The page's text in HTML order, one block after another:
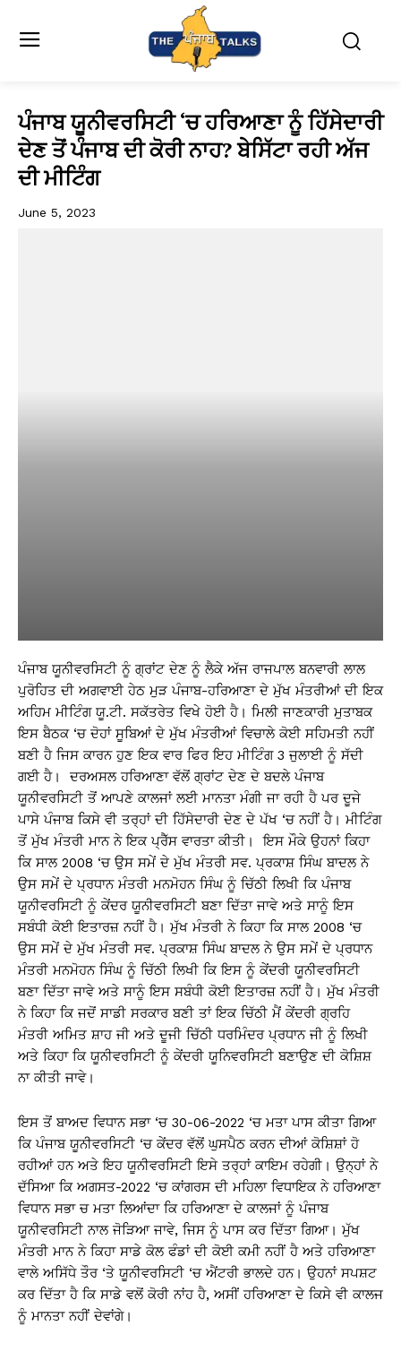
ਪੰਜਾਬ ਯੂਨੀਵਰਸਿਟੀ ‘ਚ ਹਰਿਆਣਾ ਨੂੰ ਹਿੱਸੇਦਾਰੀ
ਦੇਣ ਤੋਂ ਪੰਜਾਬ ਦੀ ਕੋਰੀ ਨਾਹ? ਬੇਸਿੱਟਾ ਰਹੀ ਅੱਜ
ਦੀ ਮੀਟਿੰਗ
June 5, 2023
ਪੰਜਾਬ ਯੂਨੀਵਰਸਿਟੀ ਨੂੰ ਗ੍ਰਾਂਟ ਦੇਣ ਨੂੰ ਲੈਕੇ ਅੱਜ ਰਾਜਪਾਲ ਬਨਵਾਰੀ ਲਾਲ
ਪੁਰੋਹਿਤ ਦੀ ਅਗਵਾਈ ਹੇਠ ਮੁੜ ਪੰਜਾਬ-ਹਰਿਆਣਾ ਦੇ ਮੁੱਖ ਮੰਤਰੀਆਂ ਦੀ ਇਕ
ਅਹਿਮ ਮੀਟਿੰਗ ਯੂ.ਟੀ. ਸਕੱਤਰੇਤ ਵਿਖੇ ਹੋਈ ਹੈ। ਮਿਲੀ ਜਾਣਕਾਰੀ ਮੁਤਾਬਕ
ਇਸ ਬੈਠਕ ‘ਚ ਦੋਹਾਂ ਸੂਬਿਆਂ ਦੇ ਮੁੱਖ ਮੰਤਰੀਆਂ ਵਿਚਾਲੇ ਕੋਈ ਸਹਿਮਤੀ ਨਹੀਂ
ਬਣੀ ਹੈ ਜਿਸ ਕਾਰਨ ਹੁਣ ਇਕ ਵਾਰ ਫਿਰ ਇਹ ਮੀਟਿੰਗ 3 ਜੁਲਾਈ ਨੂੰ ਸੱਦੀ
ਗਈ ਹੈ। ਦਰਅਸਲ ਹਰਿਆਣਾ ਵੱਲੋਂ ਗ੍ਰਾਂਟ ਦੇਣ ਦੇ ਬਦਲੇ ਪੰਜਾਬ
ਯੂਨੀਵਰਸਿਟੀ ਤੋਂ ਆਪਣੇ ਕਾਲਜਾਂ ਲਈ ਮਾਨਤਾ ਮੰਗੀ ਜਾ ਰਹੀ ਹੈ ਪਰ ਦੂਜੇ
ਪਾਸੇ ਪੰਜਾਬ ਕਿਸੇ ਵੀ ਤਰ੍ਹਾਂ ਦੀ ਹਿੱਸੇਦਾਰੀ ਦੇਣ ਦੇ ਪੱਖ ‘ਚ ਨਹੀਂ ਹੈ। ਮੀਟਿੰਗ
ਤੋਂ ਮੁੱਖ ਮੰਤਰੀ ਮਾਨ ਨੇ ਇਕ ਪ੍ਰੈੱਸ ਵਾਰਤਾ ਕੀਤੀ। ਇਸ ਮੌਕੇ ਉਹਨਾਂ ਕਿਹਾ
ਕਿ ਸਾਲ 2008 ‘ਚ ਉਸ ਸਮੇਂ ਦੇ ਮੁੱਖ ਮੰਤਰੀ ਸਵ. ਪ੍ਰਕਾਸ਼ ਸਿੰਘ ਬਾਦਲ ਨੇ
ਉਸ ਸਮੇਂ ਦੇ ਪ੍ਰਧਾਨ ਮੰਤਰੀ ਮਨਮੋਹਨ ਸਿੰਘ ਨੂੰ ਚਿੱਠੀ ਲਿਖੀ ਕਿ ਪੰਜਾਬ
ਯੂਨੀਵਰਸਿਟੀ ਨੂੰ ਕੇਂਦਰ ਯੂਨੀਵਰਸਿਟੀ ਬਣਾ ਦਿੱਤਾ ਜਾਵੇ ਅਤੇ ਸਾਨੂੰ ਇਸ
ਸਬੰਧੀ ਕੋਈ ਇਤਾਰਜ਼ ਨਹੀਂ ਹੈ। ਮੁੱਖ ਮੰਤਰੀ ਨੇ ਕਿਹਾ ਕਿ ਸਾਲ 2008 ‘ਚ
ਉਸ ਸਮੇਂ ਦੇ ਮੁੱਖ ਮੰਤਰੀ ਸਵ. ਪ੍ਰਕਾਸ਼ ਸਿੰਘ ਬਾਦਲ ਨੇ ਉਸ ਸਮੇਂ ਦੇ ਪ੍ਰਧਾਨ
ਮੰਤਰੀ ਮਨਮੋਹਨ ਸਿੰਘ ਨੂੰ ਚਿੱਠੀ ਲਿਖੀ ਕਿ ਇਸ ਨੂੰ ਕੇਂਦਰੀ ਯੂਨੀਵਰਸਿਟੀ
ਬਣਾ ਦਿੱਤਾ ਜਾਵੇ ਅਤੇ ਸਾਨੂੰ ਇਸ ਸਬੰਧੀ ਕੋਈ ਇਤਾਰਜ਼ ਨਹੀਂ ਹੈ। ਮੁੱਖ ਮੰਤਰੀ
ਨੇ ਕਿਹਾ ਕਿ ਜਦੋਂ ਸਾਡੀ ਸਰਕਾਰ ਬਣੀ ਤਾਂ ਇਕ ਚਿੱਠੀ ਮੈਂ ਕੇਂਦਰੀ ਗ੍ਰਹਿ
ਮੰਤਰੀ ਅਮਿਤ ਸ਼ਾਹ ਜੀ ਅਤੇ ਦੂਜੀ ਚਿੱਠੀ ਧਰਮਿੰਦਰ ਪ੍ਰਧਾਨ ਜੀ ਨੂੰ ਲਿਖੀ
ਅਤੇ ਕਿਹਾ ਕਿ ਯੂਨੀਵਰਸਿਟੀ ਨੂੰ ਕੇਂਦਰੀ ਯੂਨਿਵਰਸਿਟੀ ਬਣਾਉਣ ਦੀ ਕੋਸ਼ਿਸ਼
ਨਾ ਕੀਤੀ ਜਾਵੇ।
ਇਸ ਤੋਂ ਬਾਅਦ ਵਿਧਾਨ ਸਭਾ ‘ਚ 30-06-2022 ‘ਚ ਮਤਾ ਪਾਸ ਕੀਤਾ ਗਿਆ
ਕਿ ਪੰਜਾਬ ਯੂਨੀਵਰਸਿਟੀ ‘ਚ ਕੇਂਦਰ ਵੱਲੋਂ ਘੁਸਪੈਠ ਕਰਨ ਦੀਆਂ ਕੋਸ਼ਿਸ਼ਾਂ ਹੋ
ਰਹੀਆਂ ਹਨ ਅਤੇ ਇਹ ਯੂਨੀਵਰਸਿਟੀ ਇਸੇ ਤਰ੍ਹਾਂ ਕਾਇਮ ਰਹੇਗੀ। ਉਨ੍ਹਾਂ ਨੇ
ਦੱਸਿਆ ਕਿ ਅਗਸਤ-2022 ‘ਚ ਕਾਂਗਰਸ ਦੀ ਮਹਿਲਾ ਵਿਧਾਇਕ ਨੇ ਹਰਿਆਣਾ
ਵਿਧਾਨ ਸਭਾ ਚ ਮਤਾ ਲਿਆਂਦਾ ਕਿ ਹਰਿਆਣਾ ਦੇ ਕਾਲਜਾਂ ਨੂੰ ਪੰਜਾਬ
ਯੂਨੀਵਰਸਿਟੀ ਨਾਲ ਜੋੜਿਆ ਜਾਵੇ, ਜਿਸ ਨੂੰ ਪਾਸ ਕਰ ਦਿੱਤਾ ਗਿਆ। ਮੁੱਖ
ਮੰਤਰੀ ਮਾਨ ਨੇ ਕਿਹਾ ਸਾਡੇ ਕੋਲ ਫੰਡਾਂ ਦੀ ਕੋਈ ਕਮੀ ਨਹੀਂ ਹੈ ਅਤੇ ਹਰਿਆਣਾ
ਵਾਲੇ ਅਸਿੱਧੇ ਤੌਰ ‘ਤੇ ਯੂਨੀਵਰਸਿਟੀ ‘ਚ ਐਂਟਰੀ ਭਾਲਦੇ ਹਨ। ਉਹਨਾਂ ਸਪਸ਼ਟ
ਕਰ ਦਿੱਤਾ ਹੈ ਕਿ ਸਾਡੇ ਵਲੋਂ ਕੋਰੀ ਨਾਂਹ ਹੈ, ਅਸੀਂ ਹਰਿਆਣਾ ਦੇ ਕਿਸੇ ਵੀ ਕਾਲਜ
ਨੂੰ ਮਾਨਤਾ ਨਹੀਂ ਦੇਵਾਂਗੇ।